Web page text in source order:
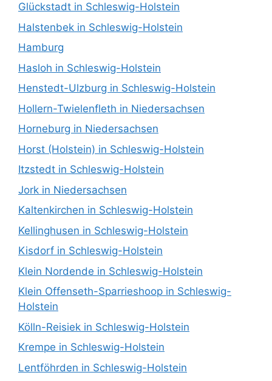
Glückstadt in Schleswig-Holstein
Halstenbek in Schleswig-Holstein
Hamburg
Hasloh in Schleswig-Holstein
Henstedt-Ulzburg in Schleswig-Holstein
Hollern-Twielenfleth in Niedersachsen
Horneburg in Niedersachsen
Horst (Holstein) in Schleswig-Holstein
Itzstedt in Schleswig-Holstein
Jork in Niedersachsen
Kaltenkirchen in Schleswig-Holstein
Kellinghusen in Schleswig-Holstein
Kisdorf in Schleswig-Holstein
Klein Nordende in Schleswig-Holstein
Klein Offenseth-Sparrieshoop in Schleswig-
Holstein
Kölln-Reisiek in Schleswig-Holstein
Krempe in Schleswig-Holstein
Lentföhrden in Schleswig-Holstein